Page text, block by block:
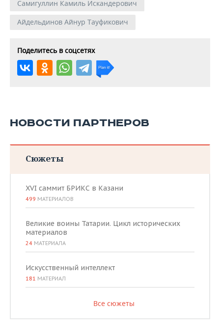
Самигуллин Камиль Искандерович
Айдельдинов Айнур Тауфикович
Поделитесь в соцсетях
НОВОСТИ ПАРТНЕРОВ
Сюжеты
XVI саммит БРИКС в Казани
499 МАТЕРИАЛОВ
Великие воины Татарии. Цикл исторических
материалов
24 МАТЕРИАЛА
Искусственный интеллект
181 МАТЕРИАЛ
Все сюжеты